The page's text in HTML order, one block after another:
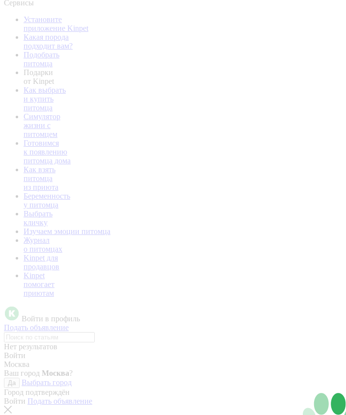
Сервисы
Установите
приложение Kinpet
Какая порода
подходит вам?
Подобрать
питомца
Подарки
от Kinpet
Как выбрать
и купить
питомца
Симулятор
жизни с
питомцем
Готовимся
к появлению
питомца дома
Как взять
питомца
из приюта
Беременность
у питомца
Выбрать
кличку
Изучаем эмоции питомца
Журнал
о питомцах
Kinpet для
продавцов
Kinpet
помогает
приютам
Войти в профиль
Подать объявление
Нет результатов
Войти
Москва
Ваш город Москва?
Да
Выбрать город
Город подтверждён
Войти Подать объявление